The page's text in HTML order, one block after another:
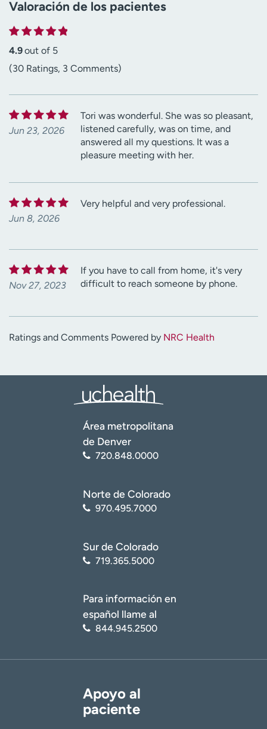
Valoración de los pacientes
4.9out of 5
(30 Ratings, 3 Comments)
Jun 23, 2026
Tori was wonderful. She was so pleasant,
listened carefully, was on time, and
answered all my questions. It was a
pleasure meeting with her.
Jun 8, 2026
Very helpful and very professional.
Nov 27, 2023
If you have to call from home, it's very
difficult to reach someone by phone.
Ratings and Comments Powered by NRC Health
Área metropolitana
de Denver
720.848.0000
Norte de Colorado
970.495.7000
Sur de Colorado
719.365.5000
Para información en
español llame al
844.945.2500
Apoyo al
paciente